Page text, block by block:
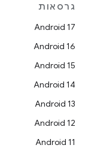
גרסאות
Android 17
Android 16
Android 15
Android 14
Android 13
Android 12
Android 11